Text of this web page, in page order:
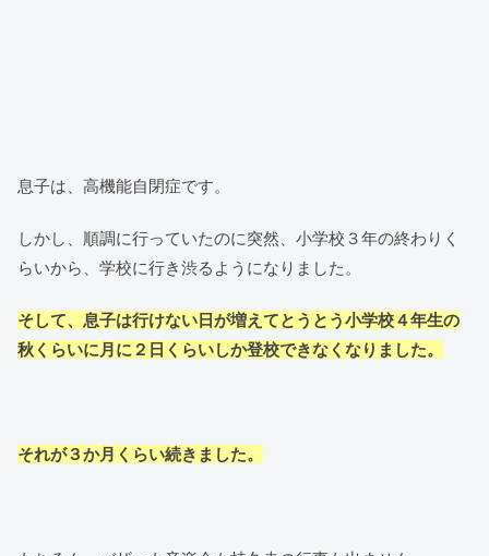
息子は、高機能自閉症です。
しかし、順調に行っていたのに突然、小学校３年の終わりく
らいから、学校に行き渋るようになりました。
そして、息子は行けない日が増えてとうとう小学校４年生の
秋くらいに月に２日くらいしか登校できなくなりました。
それが３か月くらい続きました。